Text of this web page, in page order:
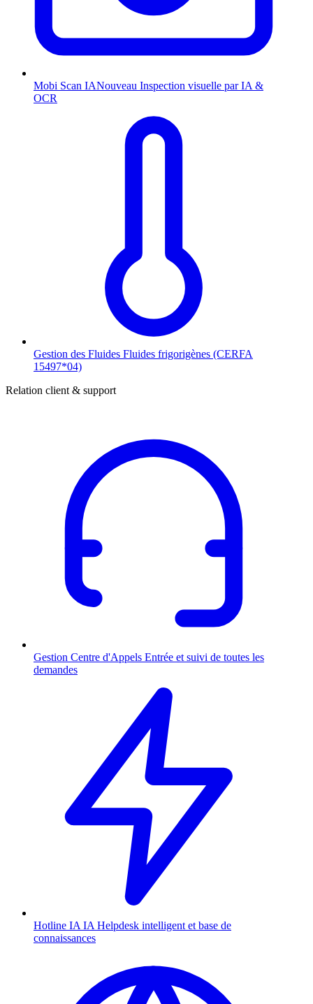
Mobi Scan IANouveau Inspection visuelle par IA &
OCR
Gestion des Fluides Fluides frigorigènes (CERFA
15497*04)
Relation client & support
Gestion Centre d'Appels Entrée et suivi de toutes les
demandes
Hotline IA IA Helpdesk intelligent et base de
connaissances